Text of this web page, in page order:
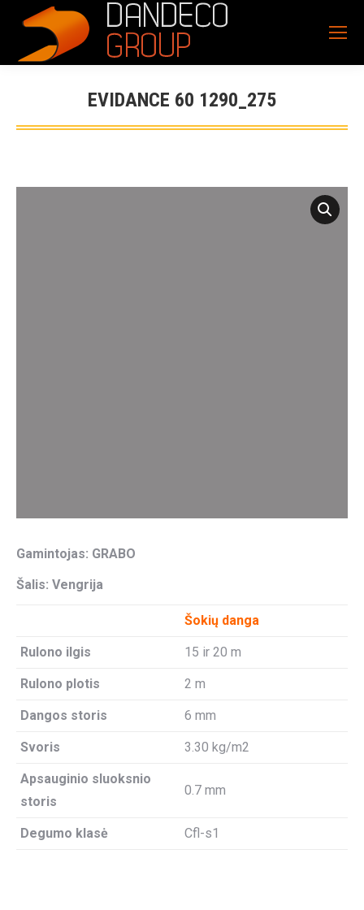
EVIDANCE 60 1290_275
Gamintojas: GRABO
Šalis: Vengrija
Šokių danga
Rulono ilgis 15 ir 20 m
Rulono plotis 2 m
Dangos storis 6 mm
Svoris 3.30 kg/m2
Apsauginio sluoksnio
storis
0.7 mm
Degumo klasė Cfl-s1